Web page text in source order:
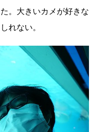
。大きいカメが好きな
れない。